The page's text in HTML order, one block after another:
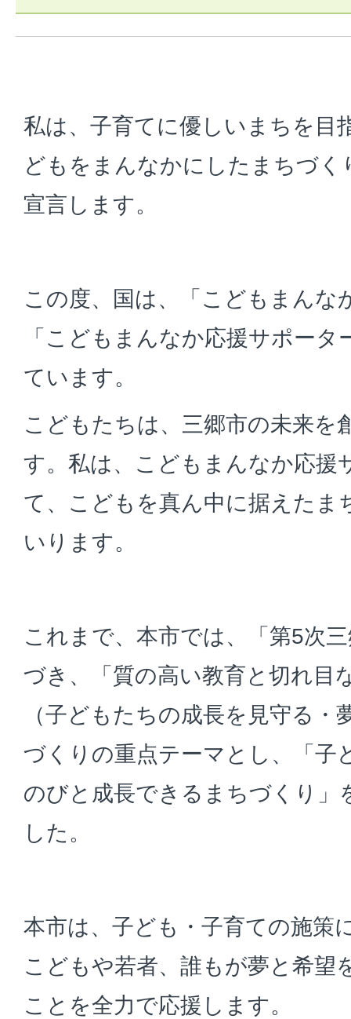
私は、子育てに優しいまちを目
どもをまんなかにしたまちづ
宣言します。
この度、国は、「こどもまんな
「こどもまんなか応援サポー
ています。
こどもたちは、三郷市の未来を
す。私は、こどもまんなか応援
て、こどもを真ん中に据えたま
いります。
これまで、本市では、「第5次
づき、「質の高い教育と切れ目
（子どもたちの成長を見守る・
づくりの重点テーマとし、「子
のびと成長できるまちづくり」
した。
本市は、子ども・子育ての施策
こどもや若者、誰もが夢と希望
ことを全力で応援します。